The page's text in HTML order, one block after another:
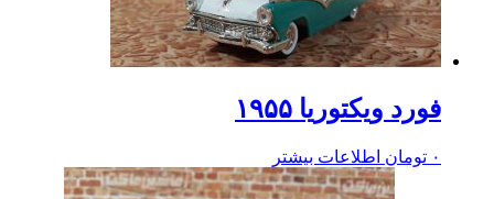
فورد ویکتوریا ۱۹۵۵
۰ تومان اطلاعات بیشتر